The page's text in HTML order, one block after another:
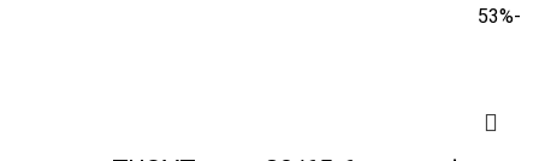
-53%